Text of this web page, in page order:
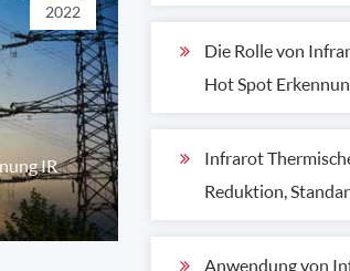
2022
IR
Die Rolle von
Hot Spot
Infrarot
Reduktion,
Anwendung von